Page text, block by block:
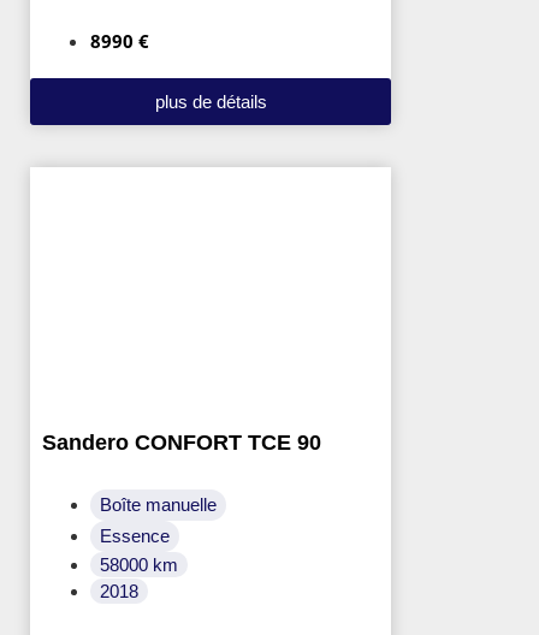
8990 €
plus de détails
Sandero CONFORT TCE 90
Boîte manuelle
Essence
58000 km
2018